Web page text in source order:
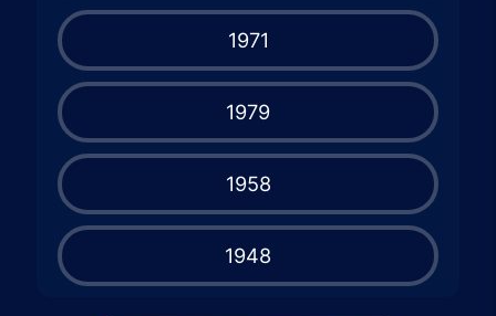
1971
1979
1958
1948